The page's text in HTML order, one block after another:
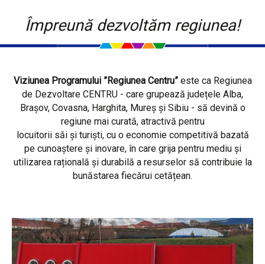
Împreună dezvoltăm regiunea!
Viziunea Programului ”Regiunea Centru”este ca Regiunea
de Dezvoltare CENTRU - care grupează județele Alba,
Brașov, Covasna, Harghita, Mureș și Sibiu - să devină o
regiune mai curată, atractivă pentru
locuitorii săi și turiști, cu o economie competitivă bazată
pe cunoaștere și inovare, în care grija pentru mediu și
utilizarea rațională și durabilă a resurselor să contribuie la
bunăstarea fiecărui cetățean.